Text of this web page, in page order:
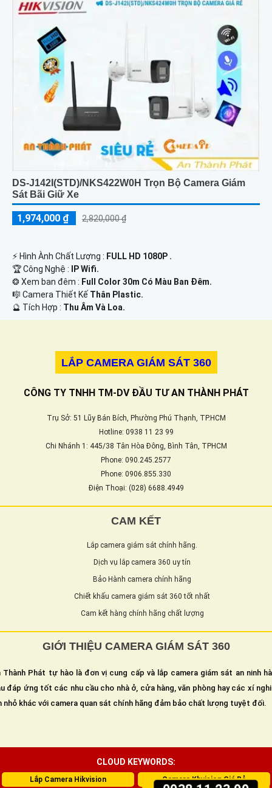
DS-J142I(STD)/NKS422W0H Trọn Bộ Camera Giám
Sát Bãi Giữ Xe
1,974,000 ₫ 2,820,000 ₫
️⚡ Hình Ành Chất Lượng : FULL HD 1080P .
🏆 Công Nghệ :
IP Wifi.
❂ Xem ban đêm : Full Color 30m Có Màu Ban Ðêm.
🎼️ Camera Thiết Kế Thân Plastic.
️🔮 Tích Hợp : Thu Âm Và Loa.
LẮP CAMERA GIÁM SÁT 360
CÔNG TY TNHH TM-DV ĐẦU TƯ AN THÀNH PHÁT
Trụ Sở: 51 Lũy Bán Bích, Phường Phú Thạnh, TP.HCM
Hotline: 0938 11 23 99
Chi Nhánh 1: 445/38 Tân Hòa Đông, Bình Tân, TPHCM
Phone: 090.245.2577
Phone: 0906.855.330
Điện Thoại: (028) 6688.4949
CAM KẾT
Lắp camera giám sát chính hãng.
Dịch vụ lắp camera 360 uy tín
Bảo Hành camera chính hãng
Chiết khấu camera giám sát 360 tốt nhất
Cam kết hàng chính hãng chất lượng
GIỚI THIỆU CAMERA GIÁM SÁT 360
Thành Phát tự hào là đơn vị cung cấp và lắp camera giám sát an ninh
đáp ứng tốt các nhu cầu cho nhà ở, cửa hàng, văn phòng hay các xí
nhỏ khác với camera quan sát chính hãng đảm bảo chất lượng tuyệt đối.
CLOUD KEYWORDS:
Lắp Camera Hikvision Camera Kbvision Giá Rẻ